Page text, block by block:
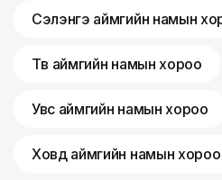
Сэлэнгэ аймгийн намын
Төв аймгийн намын хороо
Увс аймгийн намын хороо
Ховд аймгийн намын хороо